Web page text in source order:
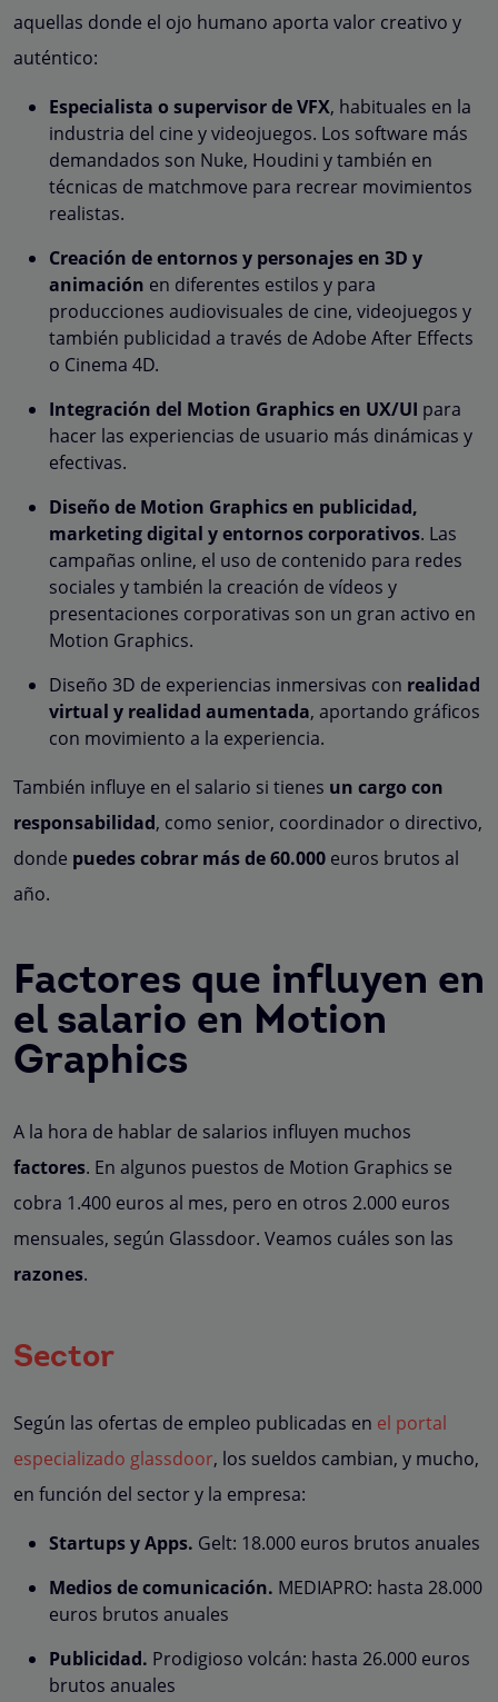
aquellas donde el ojo humano aporta valor creativo y
auténtico:
Especialista o supervisor de VFX, habituales en la
industria del cine y videojuegos. Los software más
demandados son Nuke, Houdini y también en
técnicas de matchmove para recrear movimientos
realistas.
Creación de entornos y personajes en 3D y
animación en diferentes estilos y para
producciones audiovisuales de cine, videojuegos y
también publicidad a través de Adobe After Effects
o Cinema 4D.
Integración del Motion Graphics en UX/UI para
hacer las experiencias de usuario más dinámicas y
efectivas.
Diseño de Motion Graphics en publicidad,
marketing digital y entornos corporativos. Las
campañas online, el uso de contenido para redes
sociales y también la creación de vídeos y
presentaciones corporativas son un gran activo en
Motion Graphics.
Diseño 3D de experiencias inmersivas con realidad
virtual y realidad aumentada, aportando gráficos
con movimiento a la experiencia.
También influye en el salario si tienes un cargo con
responsabilidad, como senior, coordinador o directivo,
donde puedes cobrar más de 60.000 euros brutos al
año.
Factores que influyen en
el salario en Motion
Graphics
A la hora de hablar de salarios influyen muchos
factores. En algunos puestos de Motion Graphics se
cobra 1.400 euros al mes, pero en otros 2.000 euros
mensuales, según Glassdoor. Veamos cuáles son las
razones.
Sector
Según las ofertas de empleo publicadas en el portal
especializado glassdoor, los sueldos cambian, y mucho,
en función del sector y la empresa:
Startups y Apps. Gelt: 18.000 euros brutos anuales
Medios de comunicación. MEDIAPRO: hasta 28.000
euros brutos anuales
Publicidad. Prodigioso volcán: hasta 26.000 euros
brutos anuales